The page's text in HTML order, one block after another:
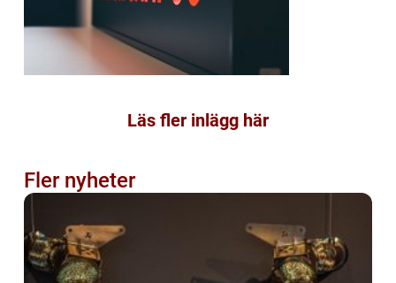
Läs fler inlägg här
Fler nyheter